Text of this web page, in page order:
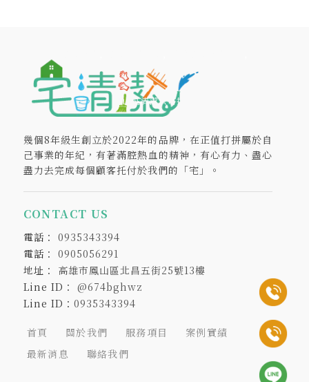
幾個8年級生創立於2022年的品牌，在正值打拼屬於自
己事業的年紀，有著滿腔熱血的精神，有心有力、盡心
盡力去完成每個顧客托付於我們的「宅」。
CONTACT US
0935343394
0905056291
高雄市鳳山區北昌五街25號13樓
@674bghwz
Line ID： 0935343394
首頁 關於我們 服務項目
案例實績
最新消息
聯絡我們
鳳山區清潔公司推薦